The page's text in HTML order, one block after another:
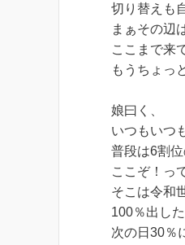
切り替えも
まぁその辺
ここまで来
もうちょっ
娘曰く、
いつもいつ
普段は6割
ここぞ！っ
そこは令和
100％出し
次の日30％